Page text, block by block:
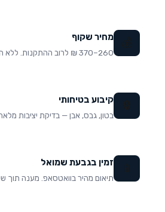
מחיר שקוף
260–370 ₪ לרוב ההתקנות. ללא הפתעות.
קיבוע בטיחותי
בטון, גבס, אבן — בדיקת יציבות
זמין בגבעת שמואל
תיאום מהיר בוואטסאפ. מענה תוך